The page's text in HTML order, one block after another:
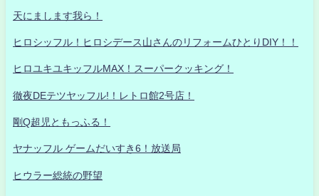
天にまします我ら！
ヒロシッフル！ヒロシデース山さんのリフォームひとりDIY！！
ヒロユキユキッフルMAX！スーパークッキング！
徹夜DEテツヤッフル!！レトロ館2号店！
剛Q超児ともっふる！
ヤナッフル ゲームだいすき6！放送局
ヒウラー総統の野望